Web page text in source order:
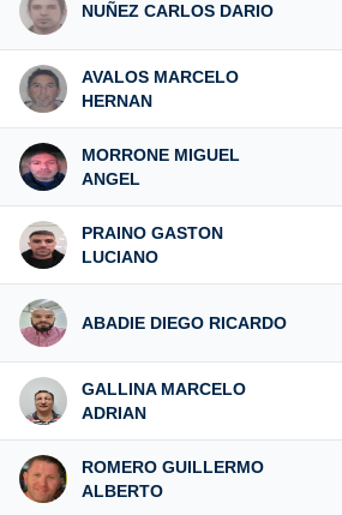
NUÑEZ CARLOS DARIO
AVALOS MARCELO
HERNAN
MORRONE MIGUEL
ANGEL
PRAINO GASTON
LUCIANO
ABADIE DIEGO RICARDO
GALLINA MARCELO
ADRIAN
ROMERO GUILLERMO
ALBERTO